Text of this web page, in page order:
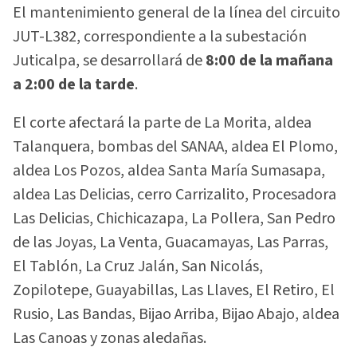
El mantenimiento general de la línea del circuito
JUT-L382, correspondiente a la subestación
Juticalpa, se desarrollará de8:00 de la mañana
a 2:00 de la tarde.
El corte afectará la parte de La Morita, aldea
Talanquera, bombas del SANAA, aldea El Plomo,
aldea Los Pozos, aldea Santa María Sumasapa,
aldea Las Delicias, cerro Carrizalito, Procesadora
Las Delicias, Chichicazapa, La Pollera, San Pedro
de las Joyas, La Venta, Guacamayas, Las Parras,
El Tablón, La Cruz Jalán, San Nicolás,
Zopilotepe, Guayabillas, Las Llaves, El Retiro, El
Rusio, Las Bandas, Bijao Arriba, Bijao Abajo, aldea
Las Canoas y zonas aledañas.